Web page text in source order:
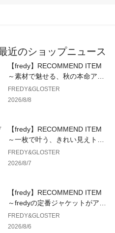
録がオススメです！
いる品質表示タグの取扱い表
たいため、アテンションタグ
用又はお取り扱い下さい。
ますので実際の商品と仕様(主
、光の当たり具合で色味が違っ
の色味は、スタジオ撮影の画像
忠実に表示出来るよう努めて
近のショップニュース
【fredy】RECOMMEND ITEM
～素材で魅せる、秋の本命アウ
ター～
FREDY&GLOSTER
2026/8/8
【fredy】RECOMMEND ITEM
～一枚で叶う、きれい見えトッ
プス～
FREDY&GLOSTER
2026/8/7
【fredy】RECOMMEND ITEM
～fredyの定番ジャケットがアッ
プデートして登場！～
FREDY&GLOSTER
2026/8/6